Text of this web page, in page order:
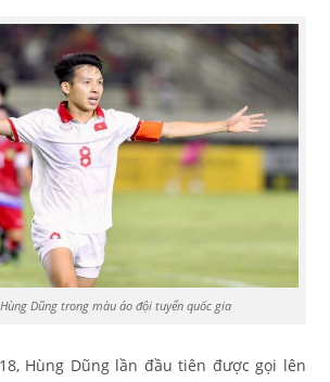
Dũng trong màu áo đội tuyển quốc gia
Hùng Dũng lần đầu tiên được gọi lên